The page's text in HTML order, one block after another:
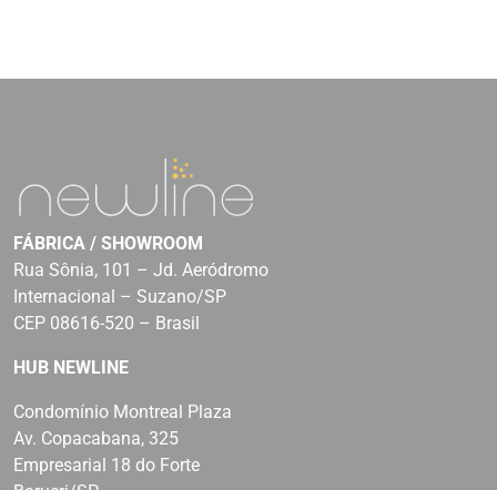
FÁBRICA / SHOWROOM
Rua Sônia, 101 – Jd. Aeródromo
Internacional – Suzano/SP
CEP 08616-520 – Brasil
HUB NEWLINE
Condomínio Montreal Plaza
Av. Copacabana, 325
Empresarial 18 do Forte